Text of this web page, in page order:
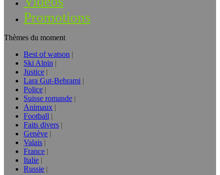
Promotions
Thèmes du moment
Best of watson
Ski Alpin
Justice
Lara Gut-Behrami
Police
Suisse romande
Animaux
Football
Faits divers
Genève
Valais
France
Italie
Russie